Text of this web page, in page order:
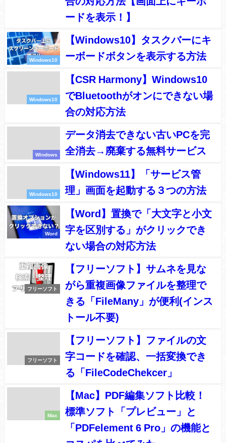
ードを表示！】
Windows10
【Windows10】タスクバーにキ
ーボードボタンを表示する方法
Windows10
【CSR Harmony】Windows10
でBluetoothがオンにできない場
合の対応方法
Windows
データ消去できない古いPCを完
全消去→廃棄する無料サービス
Windows10
【Windows11】「サービス管
理」画面を起動する３つの方法
Word
【Word】置換で「大文字と小文
字を区別する」がクリックでき
ない場合の対応方法
フリーソフト
【フリーソフト】サムネを見な
がら重複画像ファイルを整理で
きる「FileMany」が便利(インス
トール不要)
フリーソフト
【フリーソフト】ファイルの文
字コードを確認、一括変換でき
る「FileCodeChekcer」
Mac
【Mac】PDF編集ソフト比較！
標準ソフト「プレビュー」と
「PDFelement 6 Pro」の機能と